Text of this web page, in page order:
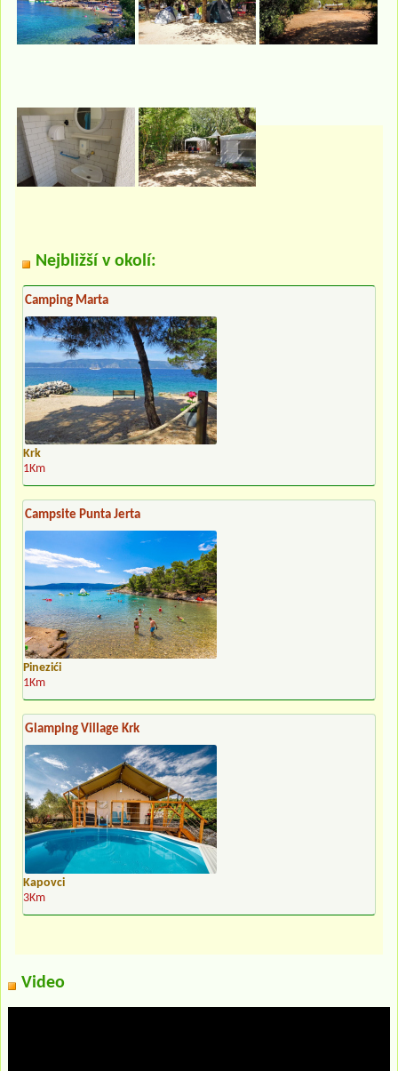
Nejbližší v okolí:
Camping Marta
Krk
1Km
Campsite Punta Jerta
Pinezići
1Km
Glamping Village Krk
Kapovci
3Km
Video